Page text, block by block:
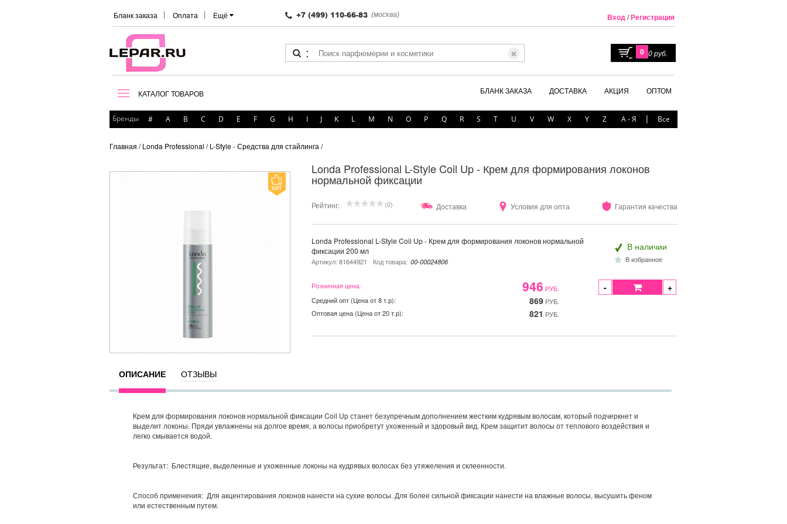
Бланк заказа Оплата Ещё Вход/Регистрация
+7 (499) 110-66-83 (москва)
0 0 руб.
:
КАТАЛОГ ТОВАРОВ ОПТОМ
АКЦИЯ
ДОСТАВКА
БЛАНК ЗАКАЗА
Бренды # A B C D E F G H I J K L M N O P Q R S T U V W X Y Z А - Я | Все
Главная / Londa Professional / L-Style - Средства для стайлинга /
Londa Professional L-Style Coil Up - Крем для формирования локонов
нормальной фиксации
Гарантия качества
Условия для опта
Доставка
Рейтинг: (0)
В наличии
В избранное
Londa Professional L-Style Coil Up - Крем для формирования локонов нормальной
фиксации 200 мл
Артикул: 81644921 Код товара: 00-00024806
946 РУБ.
Розничная цена:
869 РУБ.
Средний опт (Цена от 8 т.р):
821 РУБ.
Оптовая цена (Цена от 20 т.р):
- +
ОПИСАНИЕ ОТЗЫВЫ
Крем для формирования локонов нормальной фиксации Coil Up станет безупречным дополнением жестким кудрявым волосам, который подчеркнет и
выделит локоны. Пряди увлажнены на долгое время, а волосы приобретут ухоженный и здоровый вид. Крем защитит волосы от теплового воздействия и
легко смывается водой.
Результат: Блестящие, выделенные и ухоженные локоны на кудрявых волосах без утяжеления и склеенности.
Способ применения: Для акцентирования локонов нанести на сухие волосы. Для более сильной фиксации нанести на влажные волосы, высушить феном
или естественным путем.